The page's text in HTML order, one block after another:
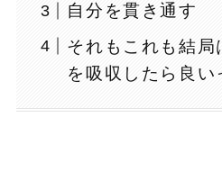
自分を貫き通す
それもこれも結局
を吸収したら良い